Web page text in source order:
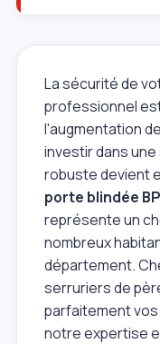
La sécurité de
professionnel
l'augmentation
investir dans
robuste devient
porte blindée
représente un
nombreux
département.
serruriers de
parfaitement
notre expertise